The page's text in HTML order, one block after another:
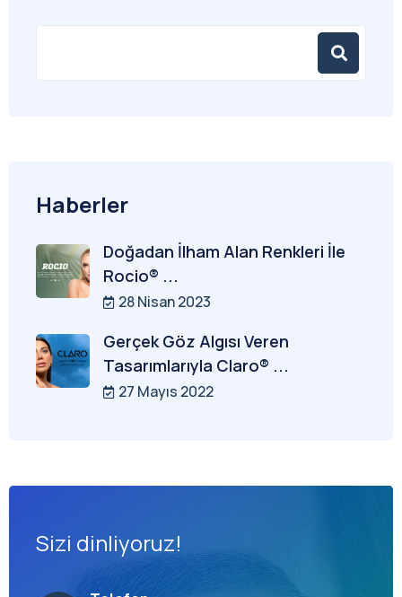
Haberler
Doğadan İlham Alan Renkleri İle
Rocio® ...
28 Nisan 2023
Gerçek Göz Algısı Veren
Tasarımlarıyla Claro® ...
27 Mayıs 2022
Sizi dinliyoruz!